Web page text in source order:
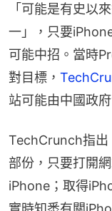
「可能是有史以
一」，只要
可能中招。當時
對目標，
站可能由中國政
TechCrunch指出
部份，只要打開
iPhone；取得